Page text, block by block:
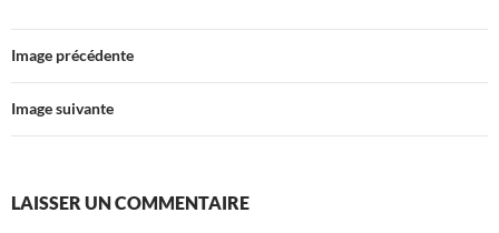
Image précédente
Image suivante
LAISSER UN COMMENTAIRE